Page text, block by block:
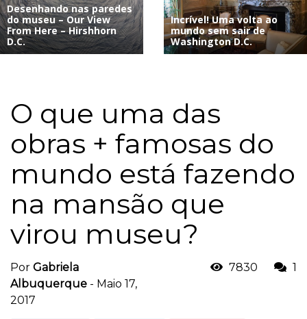
Desenhando nas paredes
do museu – Our View
From Here – Hirshhorn
D.C.
Incrível! Uma volta ao
mundo sem sair de
Washington D.C.
O que uma das
obras + famosas do
mundo está fazendo
na mansão que
virou museu?
Por Gabriela
Albuquerque - Maio 17,
2017
7830 1